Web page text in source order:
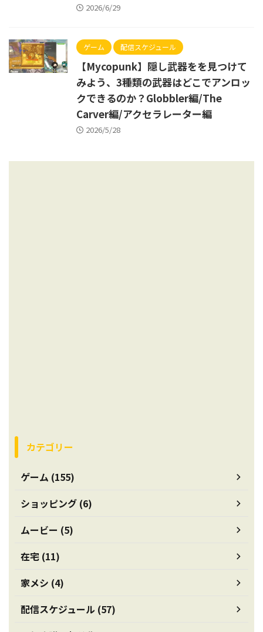
2026/6/29
ゲーム 配信スケジュール
【Mycopunk】隠し武器をを見つけて
みよう、3種類の武器はどこでアンロッ
クできるのか？Globbler編/The
Carver編/アクセラレーター編
2026/5/28
カテゴリー
ゲーム (155)
ショッピング (6)
ムービー (5)
在宅 (11)
家メシ (4)
配信スケジュール (57)